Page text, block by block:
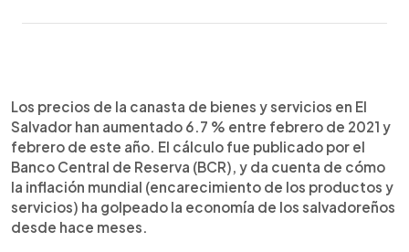
Escuchar artículo
Los precios de la canasta de bienes y servicios en El
Salvador han aumentado 6.7 % entre febrero de 2021 y
febrero de este año. El cálculo fue publicado por el
Banco Central de Reserva (BCR), y da cuenta de cómo
la inflación mundial (encarecimiento de los productos y
servicios) ha golpeado la economía de los salvadoreños
desde hace meses.